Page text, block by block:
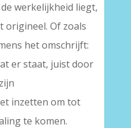
werkelijkheid liegt,
origineel. Of zoals
het omschrijft:
er staat, juist door
inzetten om tot
te komen.